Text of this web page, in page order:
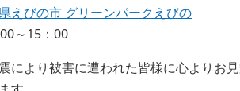
えびの市 グリーンパークえびの
～15：00
により被害に遭われた皆様に心よりお